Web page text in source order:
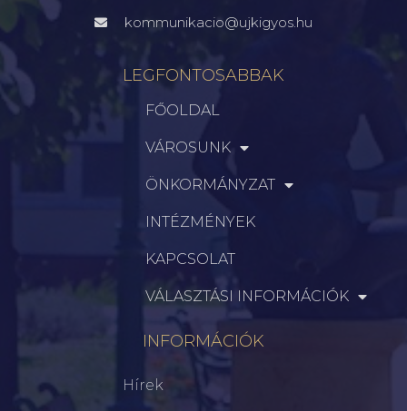
kommunikacio@ujkigyos.hu
LEGFONTOSABBAK
FŐOLDAL
VÁROSUNK
ÖNKORMÁNYZAT
INTÉZMÉNYEK
KAPCSOLAT
VÁLASZTÁSI INFORMÁCIÓK
INFORMÁCIÓK
Hírek